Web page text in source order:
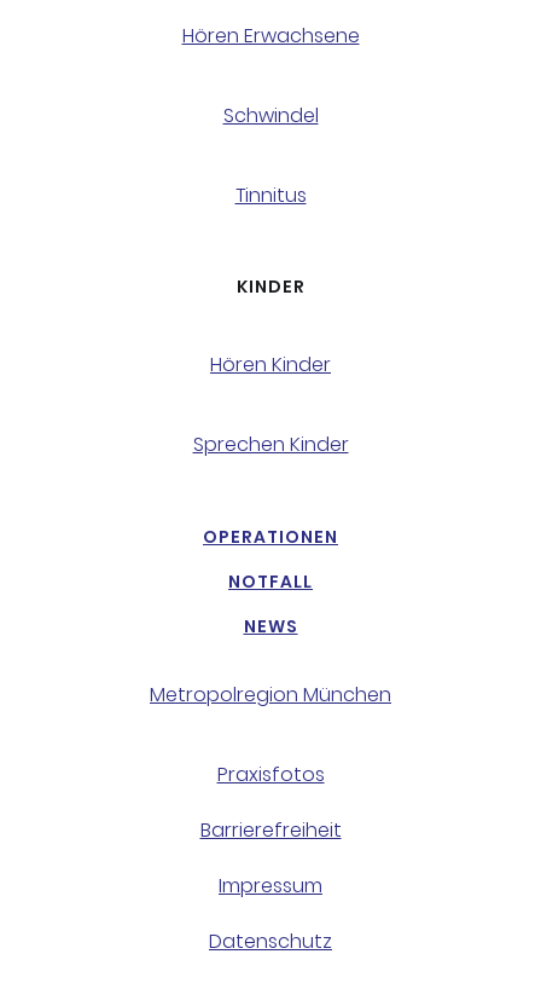
Hören Erwachsene
Schwindel
Tinnitus
KINDER
Hören Kinder
Sprechen Kinder
OPERATIONEN
NOTFALL
NEWS
Praxisfotos
Metropolregion München
Barrierefreiheit
Impressum
Datenschutz